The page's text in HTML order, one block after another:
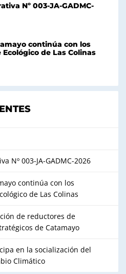
Nº 003-JA-GADMC-
continúa con los
de Las Colinas
Nº 003-JA-GADMC-2026
continúa con los
de Las Colinas
de reductores de
de Catamayo
en la socialización del
Climático